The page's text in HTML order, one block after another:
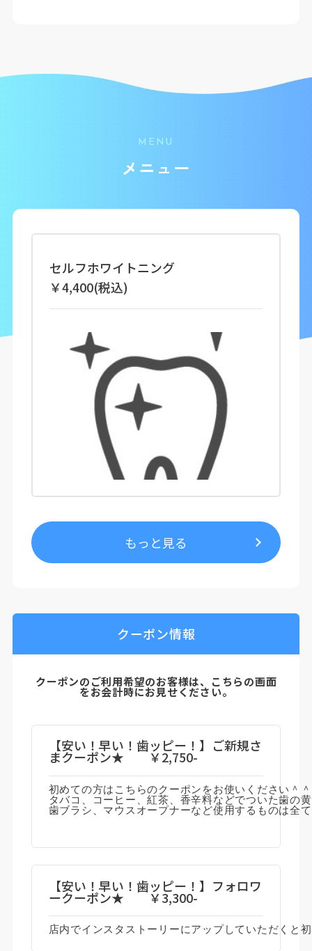
MENU
メニュー
セルフホワイトニング
￥4,400(税込)
もっと見る
クーポン情報
クーポンのご利用希望のお客様は、こちらの画面
をお会計時にお見せください。
【安い！早い！歯ッピー！】ご新規さ
まクーポン★ ￥2,750-
初めての方はこちらのクーポンをお使いください＾＾
タバコ、コーヒー、紅茶、香辛料などでついた歯の
歯ブラシ、マウスオープナーなど使用するものは全
【安い！早い！歯ッピー！】フォロワ
ークーポン★ ￥3,300-
店内でインスタストーリーにアップしていただくと